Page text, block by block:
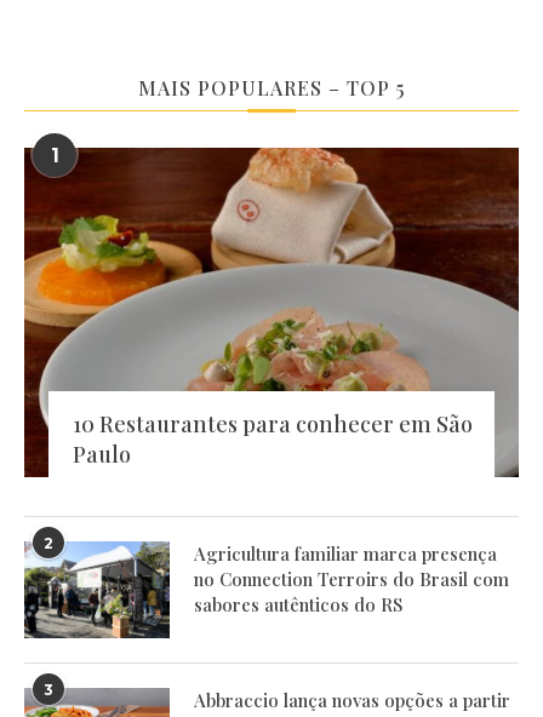
MAIS POPULARES – TOP 5
1
10 Restaurantes para conhecer em São
Paulo
2
Agricultura familiar marca presença
no Connection Terroirs do Brasil com
sabores autênticos do RS
3
Abbraccio lança novas opções a partir